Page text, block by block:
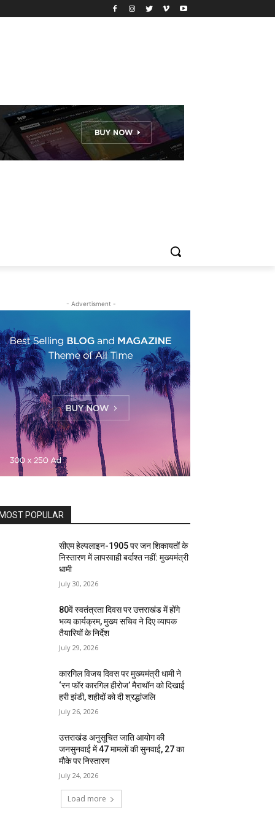
- Advertisment -
MOST POPULAR
सीएम हेल्पलाइन-1905 पर जन शिकायतों के
निस्तारण में लापरवाही बर्दाश्त नहीं: मुख्यमंत्री
धामी
July 30, 2026
80वें स्वतंत्रता दिवस पर उत्तराखंड में होंगे
भव्य कार्यक्रम, मुख्य सचिव ने दिए व्यापक
तैयारियों के निर्देश
July 29, 2026
कारगिल विजय दिवस पर मुख्यमंत्री धामी ने
‘रन फॉर कारगिल हीरोज’ मैराथॉन को दिखाई
हरी झंडी, शहीदों को दी श्रद्धांजलि
July 26, 2026
उत्तराखंड अनुसूचित जाति आयोग की
जनसुनवाई में 47 मामलों की सुनवाई, 27 का
मौके पर निस्तारण
July 24, 2026
Load more